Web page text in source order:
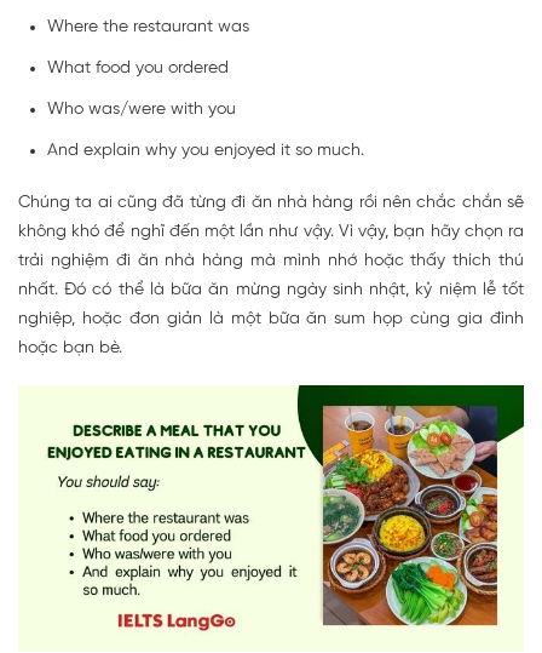
Where the restaurant was
What food you ordered
Who was/were with you
And explain why you enjoyed it so much.
Chúng ta ai cũng đã từng đi ăn nhà hàng rồi nên chắc chắn sẽ
không khó để nghĩ đến một lần như vậy. Vì vậy, bạn hãy chọn ra
trải nghiệm đi ăn nhà hàng mà mình nhớ hoặc thấy thích thú
nhất. Đó có thể là bữa ăn mừng ngày sinh nhật, kỷ niệm lễ tốt
nghiệp, hoặc đơn giản là một bữa ăn sum họp cùng gia đình
hoặc bạn bè.